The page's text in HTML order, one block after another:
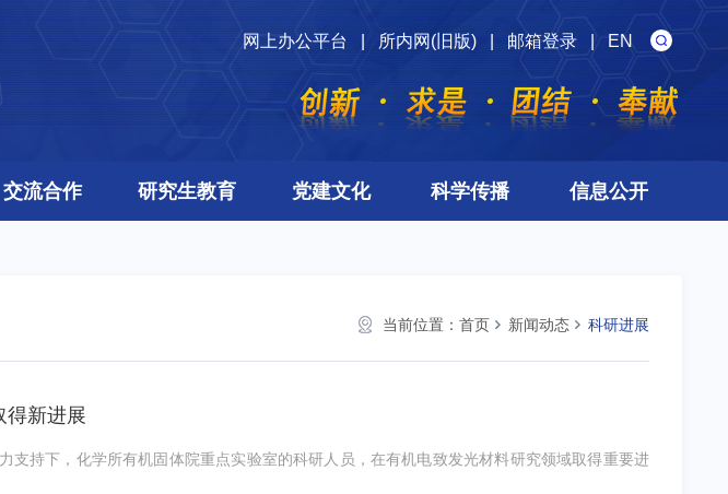
网上办公平台 所内网(旧版) 邮箱登录 |EN
交流合作 研究生教育 党建文化 科学传播 信息公开
当前位置： 首页 新闻动态 科研进展
得新进展
支持下，化学所有机固体院重点实验室的科研人员，在有机电致发光材料研究领域取得重要进